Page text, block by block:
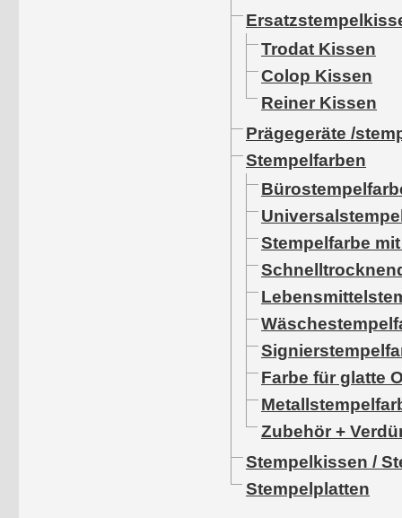
Trodat Kissen
Colop Kissen
Reiner Kissen
Prägegeräte /
Stempelfarben
Stempelfarbe
Farbe für glatte
Zubehör +
Stempelkissen /
Stempelplatten